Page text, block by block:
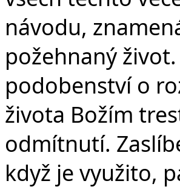
návodu,
požehnaný
podobenství o
života Božím
odmítnutí.
když je využito,